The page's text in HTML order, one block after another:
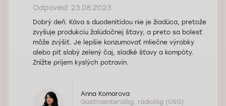
Odpoveď: 23.08.2023
Dobrý deň. Káva s duodenitídou nie je žiadúca, pretože
zvyšuje produkciu žalúdočnej šťavy, a preto sa bolesť
môže zvýšiť. Je lepšie konzumovať mliečne výrobky
alebo piť slabý zelený čaj, sladké šťavy a kompóty.
Znížte príjem kyslých potravín.
Anna Komarova
Gastroenterológ, rádiológ (USG).